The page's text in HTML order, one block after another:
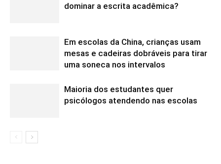
dominar a escrita acadêmica?
Em escolas da China, crianças usam
mesas e cadeiras dobráveis para tirar
uma soneca nos intervalos
Maioria dos estudantes quer
psicólogos atendendo nas escolas